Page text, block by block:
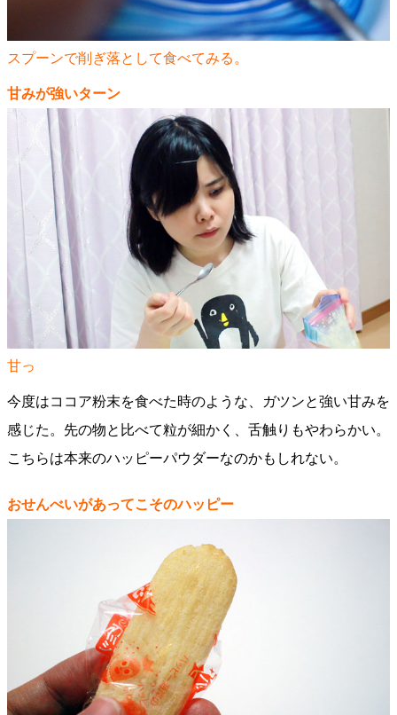
スプーンで削ぎ落として食べてみる。
甘みが強いターン
甘っ
今度はココア粉末を食べた時のような、ガツンと強い甘みを
感じた。先の物と比べて粒が細かく、舌触りもやわらかい。
こちらは本来のハッピーパウダーなのかもしれない。
おせんべいがあってこそのハッピー